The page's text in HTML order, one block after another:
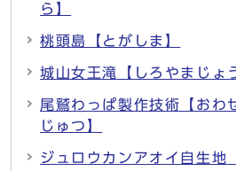
ら】
桃頭島【とがしま】
城山女王滝【しろやまじょ
尾鷲わっぱ製作技術【おわ
じゅつ】
ジュロウカンアオイ自生地